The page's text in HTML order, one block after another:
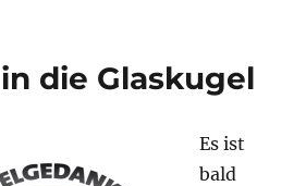
die Glaskugel
Es ist
bald